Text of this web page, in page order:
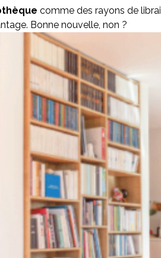
comme des rayons de
Bonne nouvelle, non ?